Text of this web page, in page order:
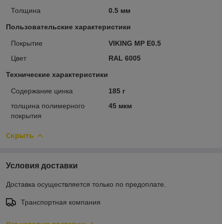
Толщина
0.5 мм
Пользовательские характеристики
Покрытие
VIKING MP E0.5
Цвет
RAL 6005
Технические характеристики
Содержание цинка
185 г
толщина полимерного
покрытия
45 мкм
Скрыть
Условия доставки
Доставка осуществляется только по предоплате.
Транспортная компания